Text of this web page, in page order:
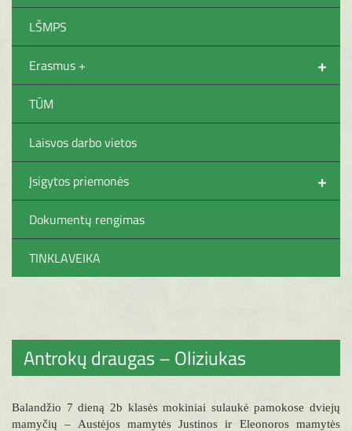
LŠMPS
+
Erasmus +
TŪM
Laisvos darbo vietos
+
Įsigytos priemonės
Dokumentų rengimas
TINKLAVEIKA
Antrokų draugas – Oliziukas
Balandžio 7 dieną 2b klasės mokiniai sulaukė pamokose dviejų
mamyčių – Austėjos mamytės Justinos ir Eleonoros mamytės